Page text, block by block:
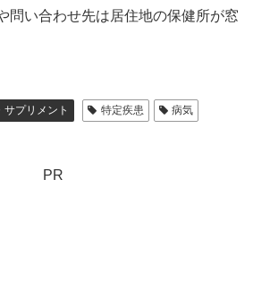
い合わせ先は居住地の保健所が窓
プリメント 特定疾患
病気
PR